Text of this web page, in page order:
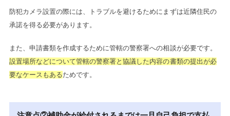
防犯カメラ設置の際には、トラブルを避けるためにまずは近隣住民の
承諾を得る必要があります。
また、申請書類を作成するために管轄の警察署への相談が必要です。
設置場所などについて管轄の警察署と協議した内容の書類の提出が必
要なケースもあるためです。